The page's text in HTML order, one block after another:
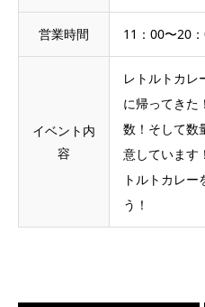
営業時間 11：00〜20
イベント内
容
レトルトカレ
に帰ってきた
数！そして数
意しています
トルトカレ
う！